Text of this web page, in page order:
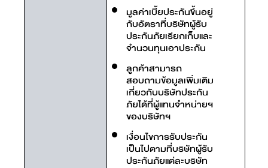
มูลค่าเบี้ยประกันขึ้นอยู่
กับอัตราที่บริษัทผู้รับ
ประกันภัยเรียกเก็บและ
จำนวนทุนเอาประกัน
ลูกค้าสามารถ
สอบถามข้อมูลเพิ่มเติม
เกี่ยวกับบริษัทประกัน
ภัยได้ที่ผู้แทนจำหน่ายฯ
ของบริษัทฯ
เงื่อนไขการรับประกัน
เป็นไปตามที่บริษัทผู้รับ
ประกันภัยแต่ละบริษัท